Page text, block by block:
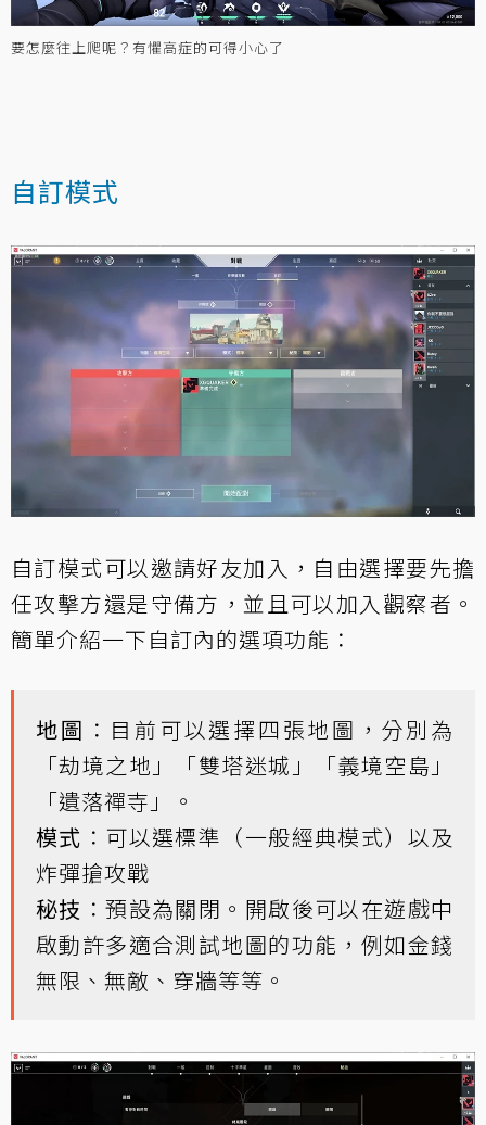
要怎麼往上爬呢？有懼高症的可得小心了
自訂模式
自訂模式可以邀請好友加入，自由選擇要先擔
任攻擊方還是守備方，並且可以加入觀察者。
簡單介紹一下自訂內的選項功能：
地圖 ：目前可以選擇四張地圖，分別為
「劫境之地」「雙塔迷城」「義境空島」
「遺落禪寺」。
模式 ：可以選標準（一般經典模式）以及
炸彈搶攻戰
秘技 ：預設為關閉。開啟後可以在遊戲中
啟動許多適合測試地圖的功能，例如金錢
無限、無敵、穿牆等等。